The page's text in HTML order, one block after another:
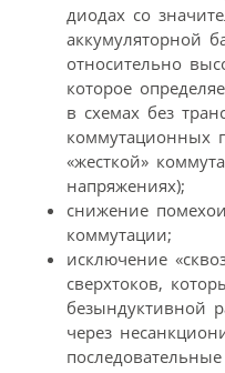
диодах со
аккумуляторной
относительно
которое
в схемах без
коммутационных
«жесткой»
напряжениях);
снижение
коммутации;
исключение
сверхтоков,
безындуктивной
через